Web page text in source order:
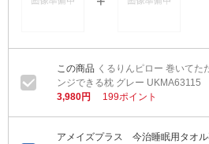
くるりんピロー 巻いてた
ンジできる枕 グレー UKMA63115
3,980円
199ポイント
アメイズプラス 今治睡眠用タオ